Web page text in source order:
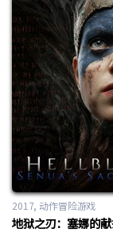
2017 动作冒险游戏